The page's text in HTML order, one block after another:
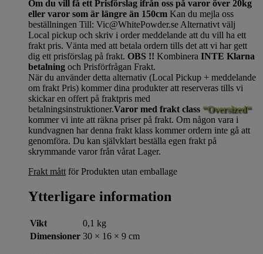
Om du vill få ett Prisförslag ifrån oss på varor över 20kg
eller varor som är längre än 150cm Kan du mejla oss
beställningen Till: Vic@WhitePowder.se Alternativt välj
Local pickup och skriv i order meddelande att du vill ha ett
frakt pris. Vänta med att betala ordern tills det att vi har gett
dig ett prisförslag på frakt. OBS !! Kombinera INTE Klarna
betalning och Prisförfrågan Frakt.
När du använder detta alternativ (Local Pickup + meddelande
om frakt Pris) kommer dina produkter att reserveras tills vi
skickar en offert på fraktpris med
betalningsinstruktioner.Varor med frakt class “Oversized“
kommer vi inte att räkna priser på frakt. Om någon vara i
kundvagnen har denna frakt klass kommer ordern inte gå att
genomföra. Du kan självklart beställa egen frakt på
skrymmande varor från vårat Lager.
Frakt mått för Produkten utan emballage
Ytterligare information
Vikt
0,1 kg
Dimensioner 30 × 16 × 9 cm